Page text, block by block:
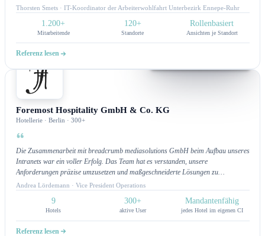
genau das möglich: Mitarbeitende finden, was sie brauchen, und Fachbereiche
können zielgerichtet kommunizieren. Für uns ist das Intranet nicht nur Technik,
sondern ein echtes Arbeitsinstrument.Alle noch so individuellen Wünsche, konnten
bisher umgesetzt werden. Hier passt sich das Intranet unseren Prozessen an und
Thorsten Smets · IT-Koordinator der Arbeiterwohlfahrt Unterbezirk Ennepe-Ruhr
1.200+
Mitarbeitende
120+
Standorte
Rollenbasiert
Ansichten je Standort
Referenz lesen
Intranet
Foremost Hospitality GmbH & Co. KG
Hotellerie · Berlin · 300+
Die Zusammenarbeit mit breadcrumb mediasolutions GmbH beim Aufbau unseres
Intranets war ein voller Erfolg. Das Team hat es verstanden, unsere
Anforderungen präzise umzusetzen und maßgeschneiderte Lösungen zu
entwickeln, die den internen Austausch und die Effizienz in unseren Hotels
verbessert haben. Wir schätzen die offene Kommunikation, die schnelle
Reaktionszeit und die hohe Qualität der Arbeit, die sie während des gesamten
Projekts gezeigt haben. Eine partnerschaftliche und produktive Zusammenarbeit,
Andrea Lördemann · Vice President Operations
9
Hotels
300+
aktive User
Mandantenfähig
jedes Hotel im eigenen CI
Referenz lesen